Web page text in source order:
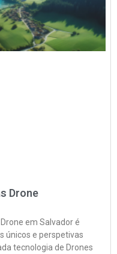
Drone
em Salvador é
únicos e perspetivas
tecnologia de Drones